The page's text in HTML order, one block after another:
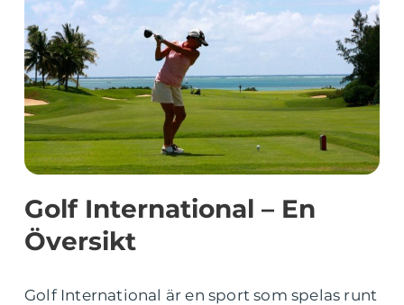
Golf International – En
Översikt
Golf International är en sport som spelas runt